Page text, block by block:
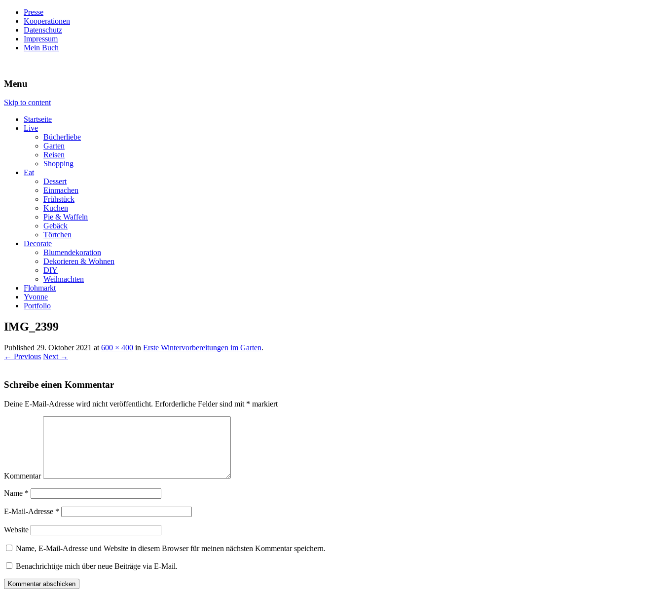
Presse
Kooperationen
Datenschutz
Impressum
Mein Buch
Villa König
Menu
Skip to content
Startseite
Live
Bücherliebe
Garten
Reisen
Shopping
Eat
Dessert
Einmachen
Frühstück
Kuchen
Pie & Waffeln
Gebäck
Törtchen
Decorate
Blumendekoration
Dekorieren & Wohnen
DIY
Weihnachten
Flohmarkt
Yvonne
Portfolio
IMG_2399
Published 29. Oktober 2021 at 600 × 400 in Erste Wintervorbereitungen im Garten.
← Previous Next →
Schreibe einen Kommentar
Deine E-Mail-Adresse wird nicht veröffentlicht. Erforderliche Felder sind mit * markiert
Kommentar
Name *
E-Mail-Adresse *
Website
Name, E-Mail-Adresse und Website in diesem Browser für meinen nächsten Kommentar speichern.
Benachrichtige mich über neue Beiträge via E-Mail.